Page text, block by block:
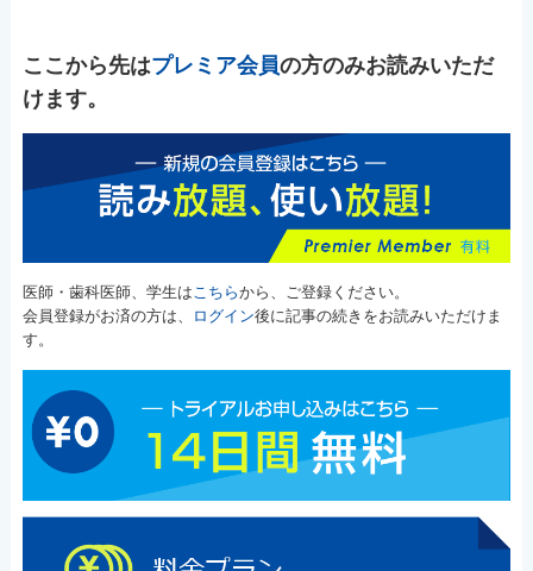
ここから先はプレミア会員の方のみお読みいただ
けます。
医師・歯科医師、学生はこちらから、ご登録ください。
会員登録がお済の方は、
ログイン後に記事の続きをお読みいただけま
す。